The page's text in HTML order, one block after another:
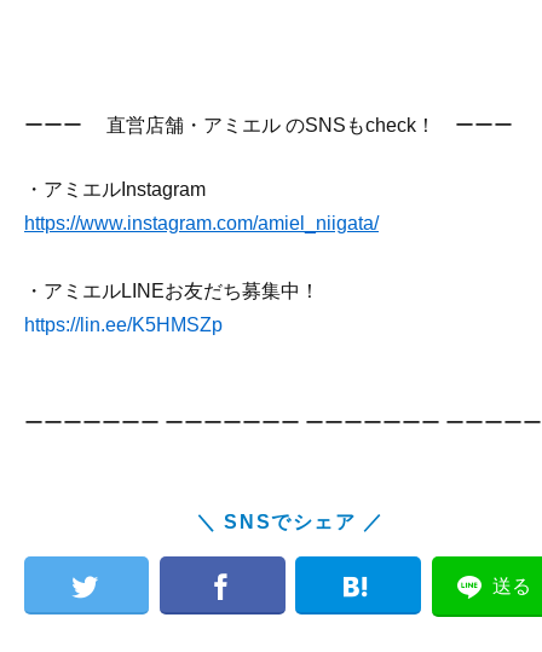
ーーー 直営店舗・アミエル のSNSもcheck！ ーーー
・アミエルInstagram
https://www.instagram.com/amiel_niigata/
・アミエルLINEお友だち募集中！
https://lin.ee/K5HMSZp
ーーーーーーー ーーーーーーー ーーーーーーー ーーーーー
＼ SNSでシェア ／
送る